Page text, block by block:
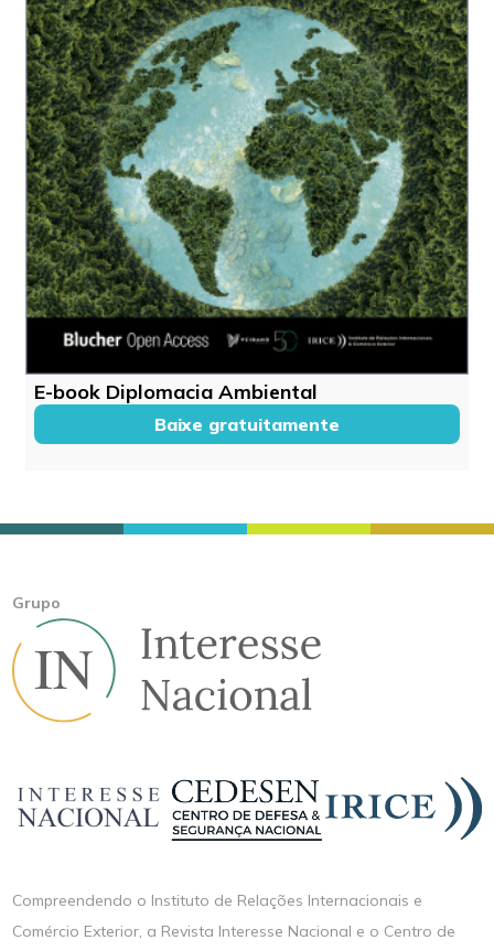
E-book Diplomacia Ambiental
Baixe gratuitamente
Grupo
Compreendendo o Instituto de Relações Internacionais e
Comércio Exterior, a Revista Interesse Nacional e o Centro de